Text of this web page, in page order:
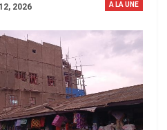
A LA UNE
2026